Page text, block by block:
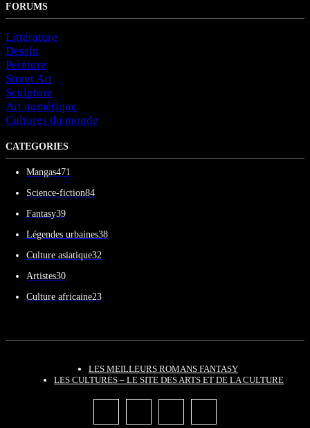
FORUMS
Littérature
Dessin
Peinture
Street Art
Sculpture
Art numérique
Cultures du monde
CATEGORIES
Mangas471
Science-fiction84
Fantasy39
Légendes urbaines38
Culture asiatique32
Artistes30
Culture africaine23
LES MEILLEURS ROMANS FANTASY
LES CULTURES – LE SITE DES ARTS ET DE LA CULTURE